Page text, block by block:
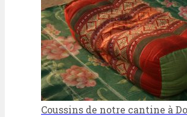
Coussins de notre cantine à